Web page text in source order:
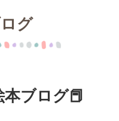
グ
本ブログ📕